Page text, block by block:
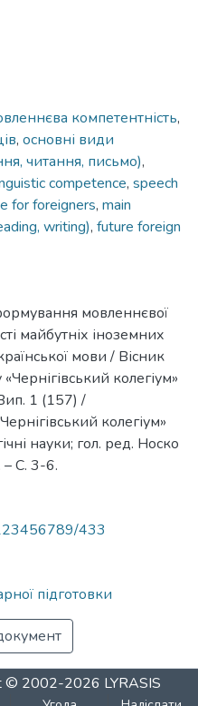
компетентність,
, основні види
читання, письмо),
competence, speech
for foreigners, main
writing), future foreign
мовленнєвої
майбутніх іноземних
мови / Вісник
колегіум»
1 (157) /
колегіум»
науки; гол. ред. Носко
С. 3-6.
433
підготовки
© 2002-2026 LYRASIS